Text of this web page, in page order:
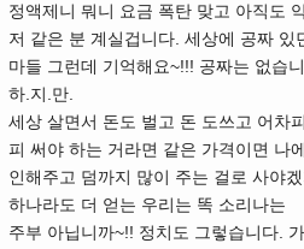
정액제니 뭐니 요금 폭탄 맞고 아직도
저 같은 분 계실겁니다. 세상에 공짜 있
마들 그런데 기억해요~!!! 공짜는 없습
하.지.만.
세상 살면서 돈도 벌고 돈 도쓰고 어차
피 써야 하는 거라면 같은 가격이면 나
인해주고 덤까지 많이 주는 걸로 사야
하나라도 더 얻는 우리는 똑 소리나는
주부 아닙니까~!! 정치도 그렇습니다.